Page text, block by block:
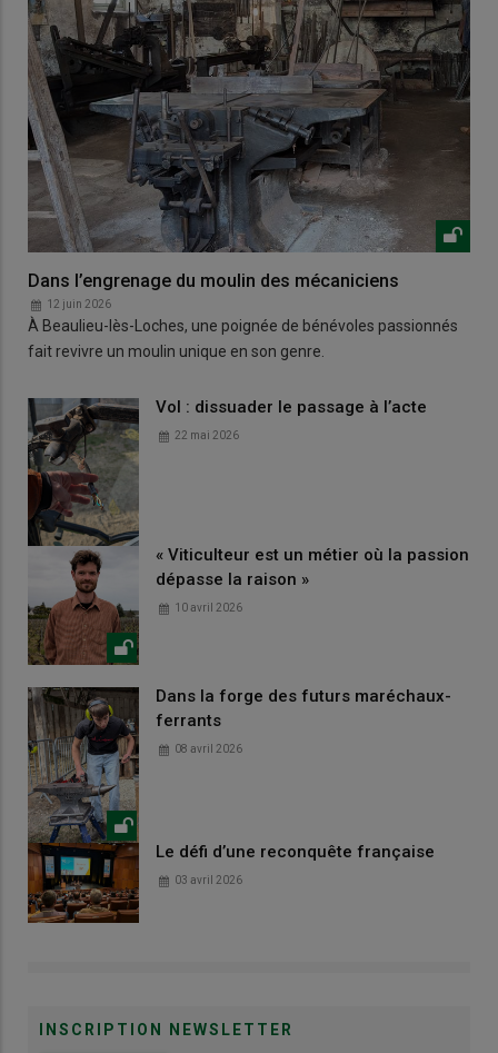
Dans l’engrenage du moulin des mécaniciens
12 juin 2026
À Beaulieu-lès-Loches, une poignée de bénévoles passionnés
fait revivre un moulin unique en son genre.
Vol : dissuader le passage à l’acte
22 mai 2026
« Viticulteur est un métier où la passion
dépasse la raison »
10 avril 2026
Dans la forge des futurs maréchaux-
ferrants
08 avril 2026
Le défi d’une reconquête française
03 avril 2026
INSCRIPTION NEWSLETTER